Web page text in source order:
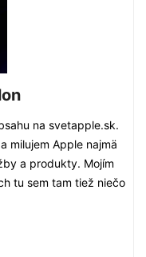
na svetapple.sk.
milujem Apple najmä
a produkty. Mojím
tu sem tam tiež niečo